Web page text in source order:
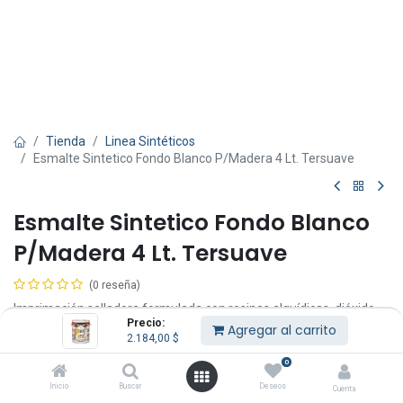
Precio:
2.184,00 $ Agregar al carrito
Inicio Buscar
0
Deseos Cuenta
Tienda
Linea Sintéticos
Esmalte Sintetico Fondo Blanco P/Madera 4 Lt. Tersuave
Esmalte Sintetico Fondo Blanco
P/Madera 4 Lt. Tersuave
(0 reseña)
Imprimación selladora formulada con resinas alquídicas, dióxido
de titanio y cargas inertes de alta calidad.
Puede entonarse con Entonador Universal Tersuave (máximo 30